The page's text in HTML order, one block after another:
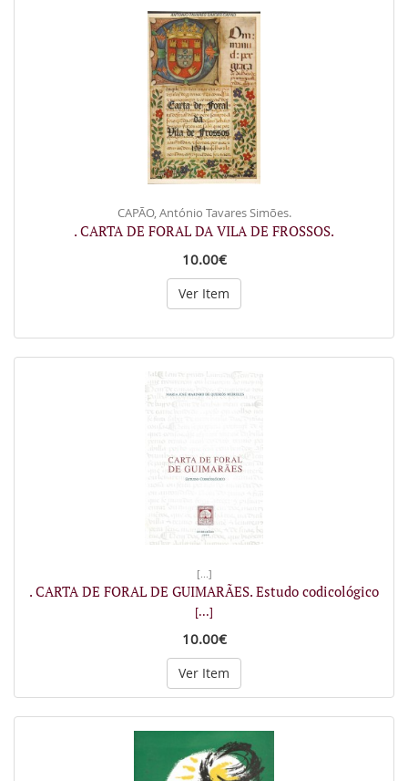
CAPÃO, António Tavares Simões.
. CARTA DE FORAL DA VILA DE FROSSOS.
10.00€
Ver Item
[...]
. CARTA DE FORAL DE GUIMARÃES. Estudo codicológico
[...]
10.00€
Ver Item